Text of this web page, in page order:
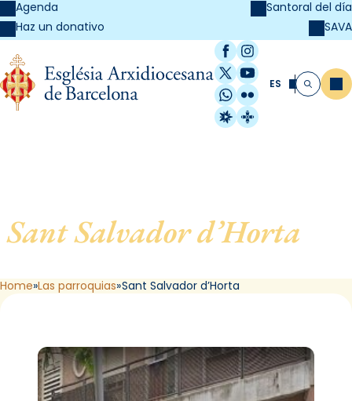
Agenda
Haz un donativo
Santoral del día
SAVA
Facebook
Instagram
X / Twitter
YouTube
WhatsApp
Flickr
Radio Estel
Catalunya
ES Buscar
Sant Salvador d’Horta
Home Las parroquias Sant Salvador d’Horta